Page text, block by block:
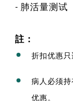
- 肺活量测试
註：
折扣优惠只
病人必须
优惠。